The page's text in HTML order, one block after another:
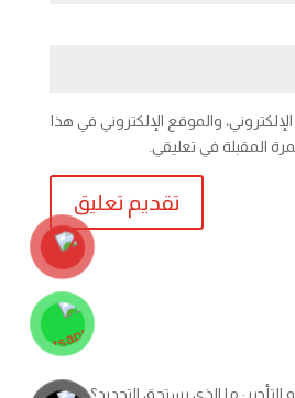
والموقع الإلكتروني في هذا
المقبلة في تعليقي.
التأجير: ما الذي يستحق التجديد؟